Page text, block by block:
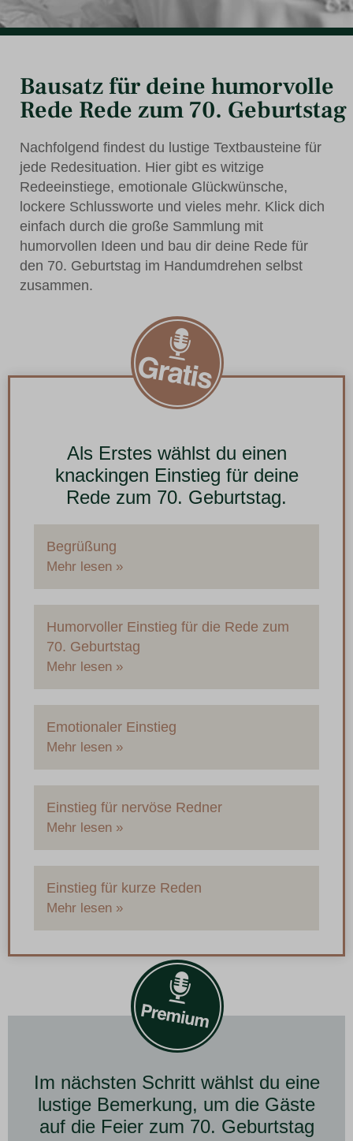
Bausatz für deine humorvolle
Rede Rede zum 70. Geburtstag
Nachfolgend findest du lustige Textbausteine für
jede Redesituation. Hier gibt es witzige
Redeeinstiege, emotionale Glückwünsche,
lockere Schlussworte und vieles mehr. Klick dich
einfach durch die große Sammlung mit
humorvollen Ideen und bau dir deine Rede für
den 70. Geburtstag im Handumdrehen selbst
zusammen.
Als Erstes wählst du einen
knackingen Einstieg für deine
Rede zum 70. Geburtstag.
Begrüßung
Mehr lesen »
Humorvoller Einstieg für die Rede zum
70. Geburtstag
Mehr lesen »
Emotionaler Einstieg
Mehr lesen »
Einstieg für nervöse Redner
Mehr lesen »
Einstieg für kurze Reden
Mehr lesen »
Im nächsten Schritt wählst du eine
lustige Bemerkung, um die Gäste
auf die Feier zum 70. Geburtstag